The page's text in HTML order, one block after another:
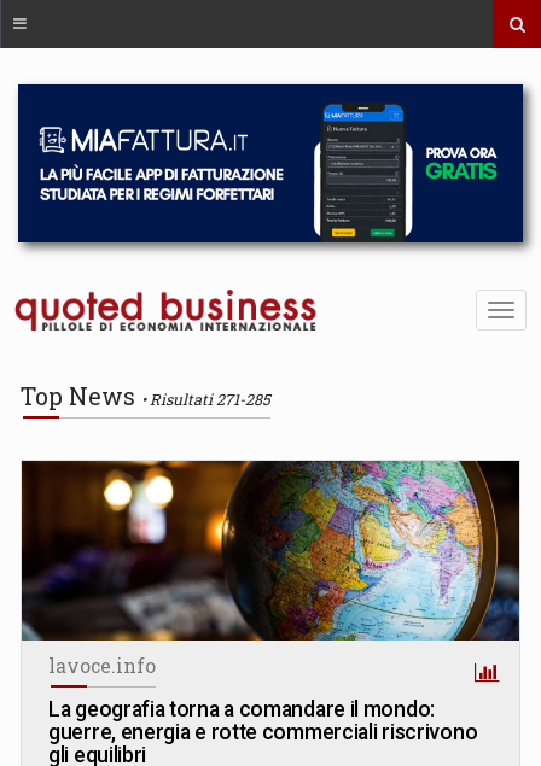
Top News Risultati 271-285
lavoce.info
La geografia torna a comandare il mondo:
guerre, energia e rotte commerciali riscrivono
gli equilibri